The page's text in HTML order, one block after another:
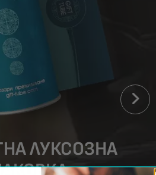
ЛУКСОЗНА